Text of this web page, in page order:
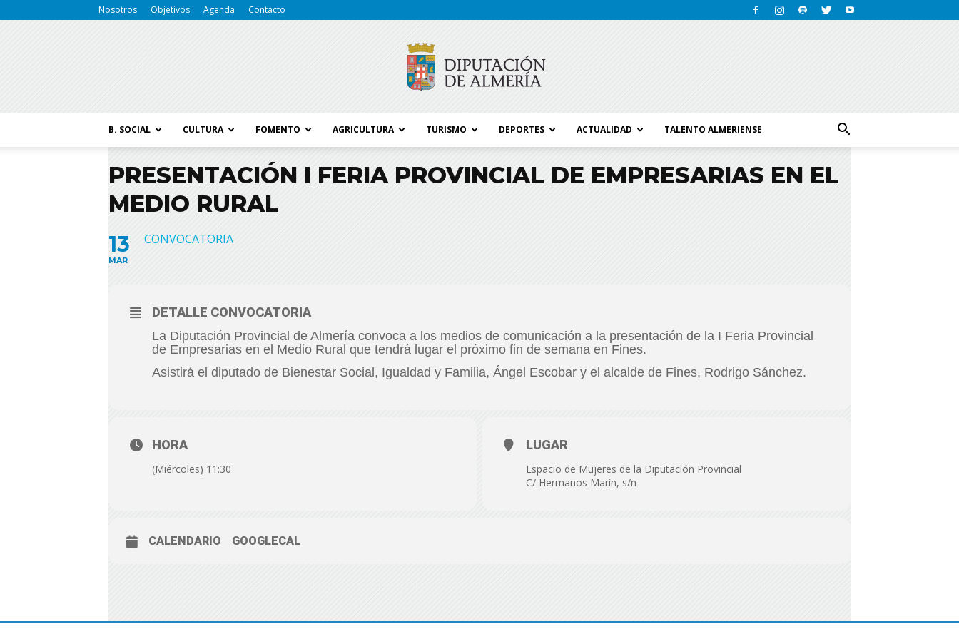
Nosotros Objetivos Agenda Contacto
B. SOCIAL CULTURA FOMENTO AGRICULTURA TURISMO DEPORTES ACTUALIDAD TALENTO ALMERIENSE
PRESENTACIÓN I FERIA PROVINCIAL DE EMPRESARIAS EN EL
MEDIO RURAL
13
MAR
CONVOCATORIA
DETALLE CONVOCATORIA
La Diputación Provincial de Almería convoca a los medios de comunicación a la presentación de la I Feria Provincial
de Empresarias en el Medio Rural que tendrá lugar el próximo fin de semana en Fines.
Asistirá el diputado de Bienestar Social, Igualdad y Familia, Ángel Escobar y el alcalde de Fines, Rodrigo Sánchez.
HORA
(Miércoles) 11:30
LUGAR
Espacio de Mujeres de la Diputación Provincial
C/ Hermanos Marín, s/n
CALENDARIO GOOGLECAL